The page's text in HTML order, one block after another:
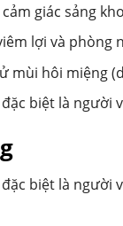
giác sảng
lợi và phòng
mùi hôi miệng
biệt là người
biệt là người